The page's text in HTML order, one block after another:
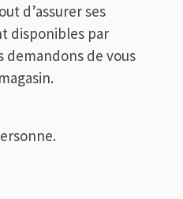
d’assurer ses
disponibles par
demandons de vous